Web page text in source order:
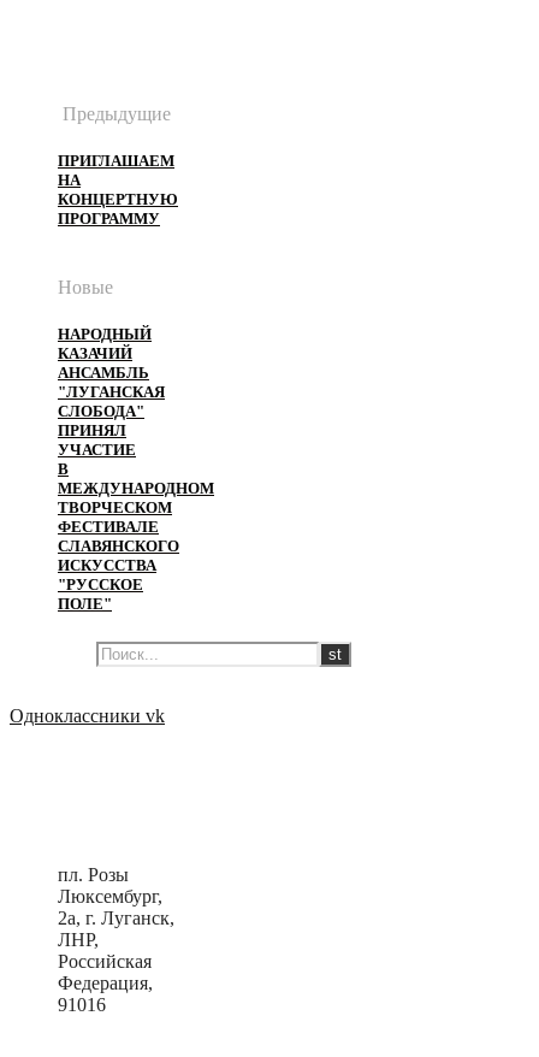
Предыдущие
ПРИГЛАШАЕМ
НА
КОНЦЕРТНУЮ
ПРОГРАММУ
Новые
НАРОДНЫЙ
КАЗАЧИЙ
АНСАМБЛЬ
"ЛУГАНСКАЯ
СЛОБОДА"
ПРИНЯЛ
УЧАСТИЕ
В
МЕЖДУНАРОДНОМ
ТВОРЧЕСКОМ
ФЕСТИВАЛЕ
СЛАВЯНСКОГО
ИСКУССТВА
"РУССКОЕ
ПОЛЕ"
Одноклассники vk
пл. Розы
Люксембург,
2a, г. Луганск,
ЛНР,
Российская
Федерация,
91016